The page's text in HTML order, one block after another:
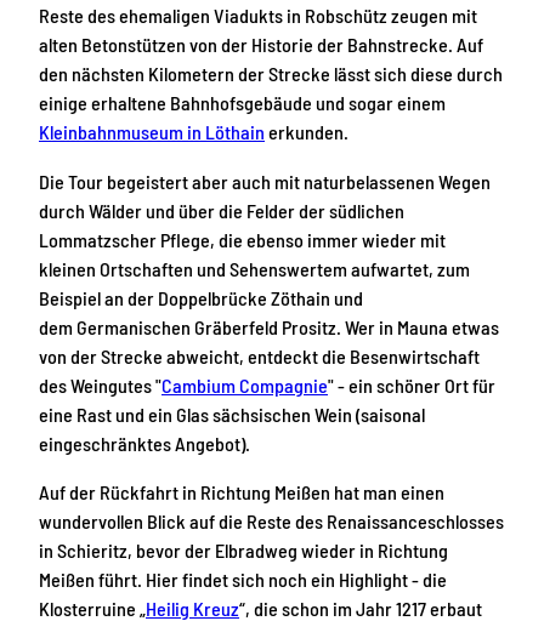
Reste des ehemaligen Viadukts in Robschütz zeugen mit
alten Betonstützen von der Historie der Bahnstrecke. Auf
den nächsten Kilometern der Strecke lässt sich diese durch
einige erhaltene Bahnhofsgebäude und sogar einem
Kleinbahnmuseum in Löthain erkunden.
Die Tour begeistert aber auch mit naturbelassenen Wegen
durch Wälder und über die Felder der südlichen
Lommatzscher Pflege, die ebenso immer wieder mit
kleinen Ortschaften und Sehenswertem aufwartet, zum
Beispiel an der Doppelbrücke Zöthain und
dem Germanischen Gräberfeld Prositz. Wer in Mauna etwas
von der Strecke abweicht, entdeckt die Besenwirtschaft
des Weingutes "Cambium Compagnie" - ein schöner Ort für
eine Rast und ein Glas sächsischen Wein (saisonal
eingeschränktes Angebot).
Auf der Rückfahrt in Richtung Meißen hat man einen
wundervollen Blick auf die Reste des Renaissanceschlosses
in Schieritz, bevor der Elbradweg wieder in Richtung
Meißen führt. Hier findet sich noch ein Highlight - die
Klosterruine „ Heilig Kreuz“, die schon im Jahr 1217 erbaut